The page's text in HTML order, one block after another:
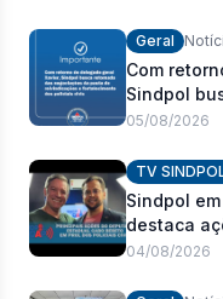
Geral
Com
Sindpol
pauta de
05/08/2026
TV
Sindpol
destaca
04/08/2026